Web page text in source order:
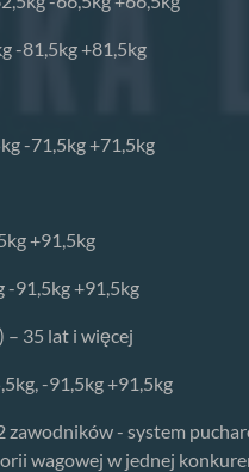
-81,5kg +81,5kg
-71,5kg +71,5kg
+91,5kg
-91,5kg +91,5kg
– 35 lat i więcej
-91,5kg +91,5kg
- system
wagowej w jednej